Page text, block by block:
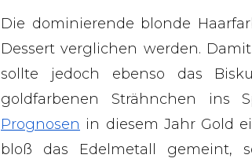
Die dominierende blonde
Dessert verglichen werden.
sollte jedoch ebenso das
goldfarbenen Strähnchen ins
Prognosen in diesem Jahr Gold
bloß das Edelmetall gemeint,